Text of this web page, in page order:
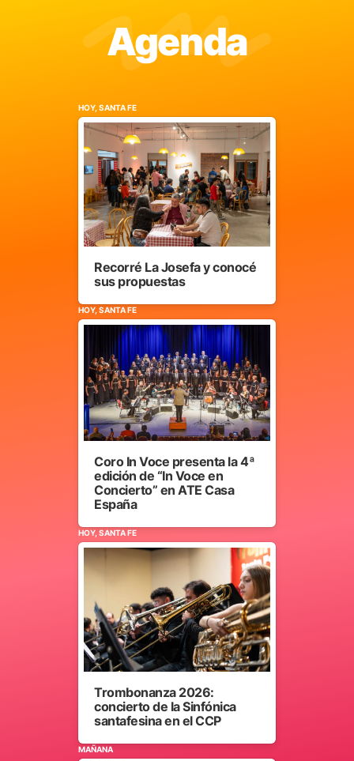
Agenda
HOY, SANTA FE
Recorré La Josefa y conocé
sus propuestas
HOY, SANTA FE
Coro In Voce presenta la 4ª
edición de “In Voce en
Concierto” en ATE Casa
España
HOY, SANTA FE
Trombonanza 2026:
concierto de la Sinfónica
santafesina en el CCP
MAÑANA